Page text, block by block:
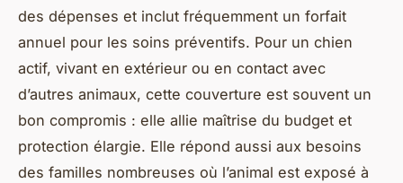
des dépenses et inclut fréquemment un forfait
annuel pour les soins préventifs. Pour un chien
actif, vivant en extérieur ou en contact avec
d’autres animaux, cette couverture est souvent un
bon compromis : elle allie maîtrise du budget et
protection élargie. Elle répond aussi aux besoins
des familles nombreuses où l’animal est exposé à